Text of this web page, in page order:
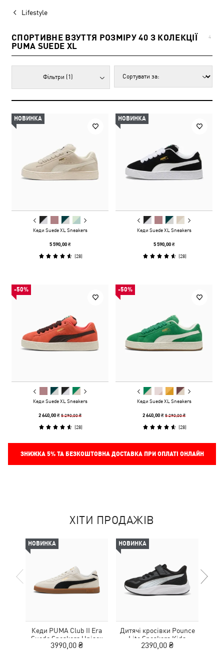
Lifestyle
СПОРТИВНЕ ВЗУТТЯ РОЗМІРУ 40 З КОЛЕКЦІЇ
PUMA SUEDE XL
4
Фільтри (1)
НОВИНКА
Кеди Suede XL Sneakers
5 590,00 ₴
(28)
НОВИНКА
Кеди Suede XL Sneakers
5 590,00 ₴
(28)
-50%
Кеди Suede XL Sneakers
2 640,00 ₴5 290,00 ₴
(28)
-50%
Кеди Suede XL Sneakers
2 640,00 ₴5 290,00 ₴
(28)
ЗНИЖКА 5%ТА БЕЗКОШТОВНА ДОСТАВКА ПРИ ОПЛАТІ ОНЛАЙН
ХІТИ ПРОДАЖІВ
НОВИНКА
Кеди PUMA Club II Era
Suede Sneakers Unisex
3990,00 ₴
НОВИНКА
Дитячі кросівки Pounce
Lite Sneakers Kids
2390,00 ₴